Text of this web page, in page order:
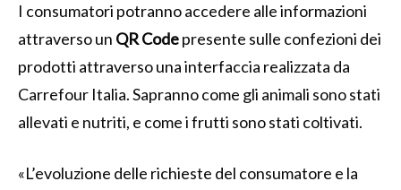
I consumatori potranno accedere alle informazioni
attraverso un QR Codepresente sulle confezioni dei
prodotti attraverso una interfaccia realizzata da
Carrefour Italia. Sapranno come gli animali sono stati
allevati e nutriti, e come i frutti sono stati coltivati.
«L’evoluzione delle richieste del consumatore e la